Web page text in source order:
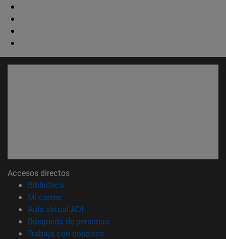
Accesos directos
Biblioteca
Mi correo(abre en nueva ventana)
Aula virtual ADI
Búsqueda de personas(abre en nueva ventana)
Trabaja con nosotros(abre en nueva ventana)